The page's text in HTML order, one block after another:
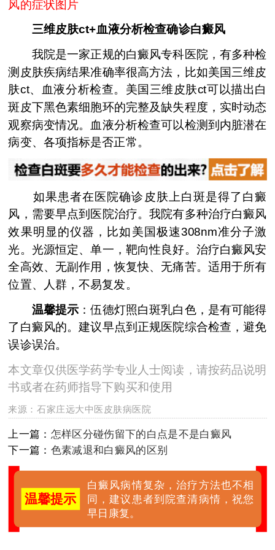
风的症状图片
三维皮肤ct+血液分析检查确诊白癜风
我院是一家正规的白癜风专科医院，有多种检
测皮肤疾病结果准确率很高方法，比如美国三维皮
肤ct、血液分析检查。美国三维皮肤ct可以描出白
斑皮下黑色素细胞环的完整及缺失程度，实时动态
观察病变情况。血液分析检查可以检测到内脏潜在
病变、各项指标是否正常。
如果患者在医院确诊皮肤上白斑是得了白癜
风，需要早点到医院治疗。我院有多种治疗白癜风
效果明显的仪器，比如美国极速308nm准分子激
光。光源恒定、单一，靶向性良好。治疗白癜风安
全高效、无副作用，恢复快、无痛苦。适用于所有
位置、人群，不易复发。
温馨提示 ：伍德灯照白斑乳白色，是有可能得
了白癜风的。建议早点到正规医院综合检查，避免
误诊误治。
本文章仅供医学药学专业人士阅读，请按药品说明
书或者在药师指导下购买和使用
来源：石家庄远大中医皮肤病医院
上一篇： 怎样区分碰伤留下的白点是不是白癜风
下一篇： 色素减退和白癜风的区别
温馨提示
白癜风病情复杂，治疗方法也不相
同，建议患者到院查清病情，祝您
早日康复。